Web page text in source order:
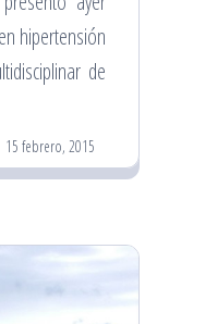
hipertensión
de
15 febrero, 2015